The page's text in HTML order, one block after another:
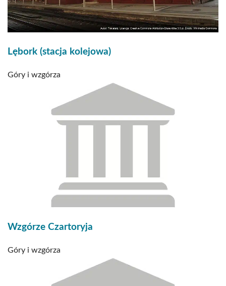
Lębork (stacja kolejowa)
Góry i wzgórza
Wzgórze Czartoryja
Góry i wzgórza